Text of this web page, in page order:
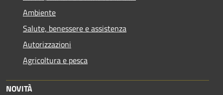
Ambiente
Salute, benessere e assistenza
Autorizzazioni
Agricoltura e pesca
NOVITÀ